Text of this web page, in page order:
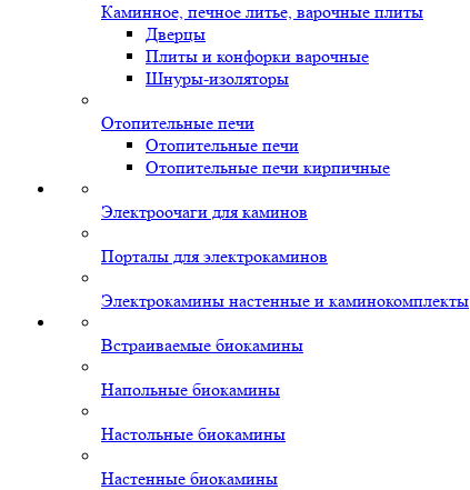
Каминное, печное литье, варочные плиты
Дверцы
Плиты и конфорки варочные
Шнуры-изоляторы
Отопительные печи
Отопительные печи
Отопительные печи кирпичные
Электроочаги для каминов
Порталы для электрокаминов
Электрокамины настенные и каминокомплекты
Встраиваемые биокамины
Напольные биокамины
Настольные биокамины
Настенные биокамины